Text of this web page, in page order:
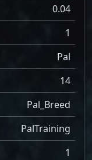
0.04
1
Pal
14
Pal_Breed
PalTraining
1